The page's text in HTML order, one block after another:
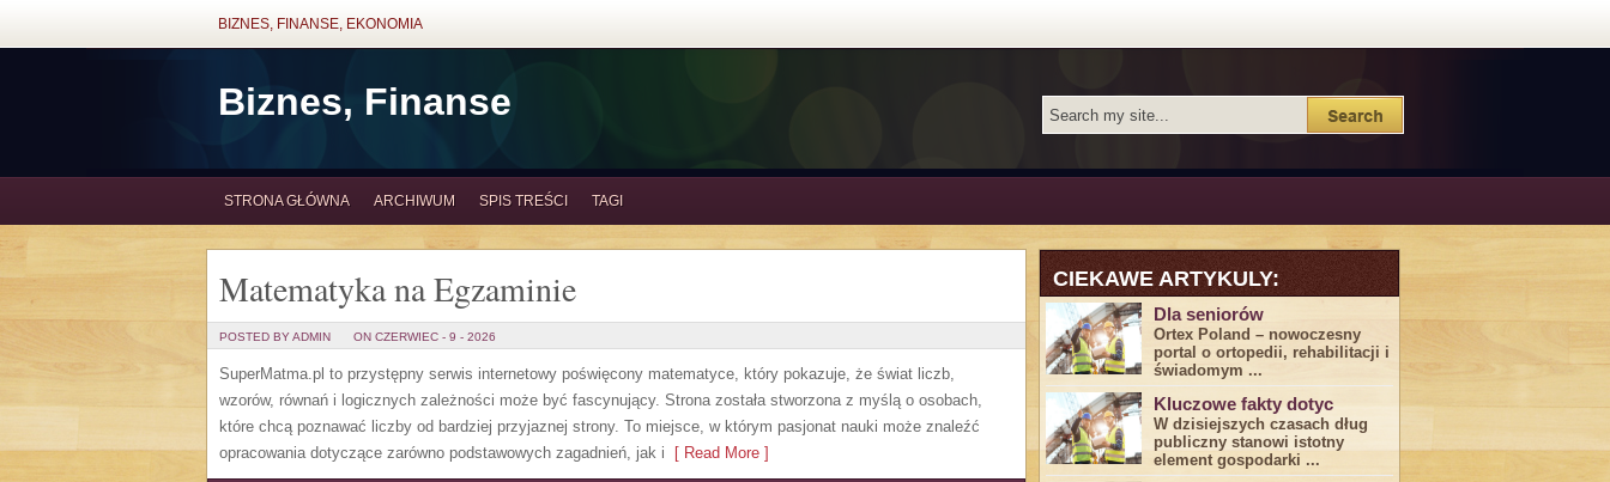
BIZNES, FINANSE, EKONOMIA
Biznes, Finanse
STRONA GŁÓWNA ARCHIWUM SPIS TREŚCI TAGI
Matematyka na Egzaminie
POSTED BY ADMIN ON CZERWIEC - 9 - 2026
SuperMatma.pl to przystępny serwis internetowy poświęcony matematyce, który pokazuje, że świat liczb,
wzorów, równań i logicznych zależności może być fascynujący. Strona została stworzona z myślą o osobach,
które chcą poznawać liczby od bardziej przyjaznej strony. To miejsce, w którym pasjonat nauki może znaleźć
opracowania dotyczące zarówno podstawowych zagadnień, jak i [ Read More ]
CIEKAWE ARTYKULY:
Dla seniorów
Ortex Poland – nowoczesny
portal o ortopedii, rehabilitacji i
świadomym ...
Kluczowe fakty dotyc
W dzisiejszych czasach dług
publiczny stanowi istotny
element gospodarki ...